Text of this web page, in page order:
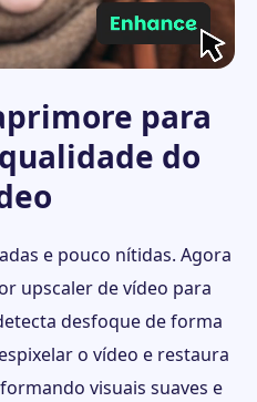
para
do
e pouco nítidas. Agora
upscaler de vídeo para
desfoque de forma
o vídeo e restaura
visuais suaves e